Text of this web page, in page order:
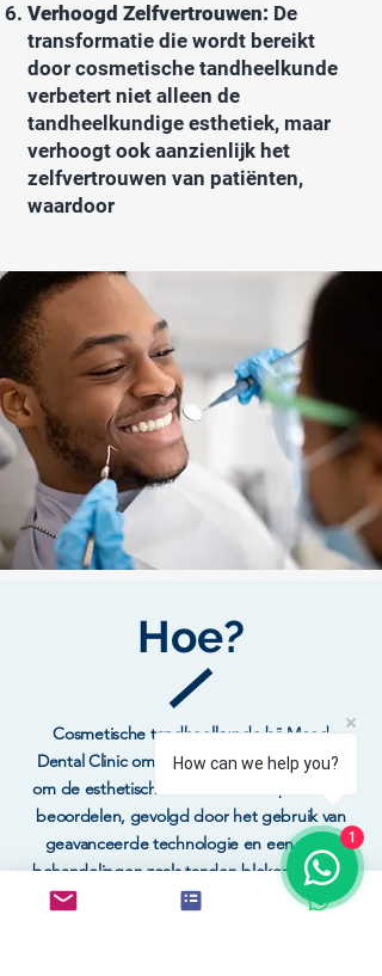
Verhoogd Zelfvertrouwen: De
transformatie die wordt bereikt
door cosmetische tandheelkunde
verbetert niet alleen de
tandheelkundige esthetiek, maar
verhoogt ook aanzienlijk het
zelfvertrouwen van patiënten,
waardoor
Hoe?
​Cosmetische tandheelkunde bij Mood
Dental Clinic omvat een persoonlijk consult
om de esthetische doelen van de patiënt te
beoordelen, gevolgd door het gebruik van
geavanceerde technologie en een reeks
behandelingen zoals tanden bleken, facings
en kronen om de glimlach en het algehele
How can we help you?
1